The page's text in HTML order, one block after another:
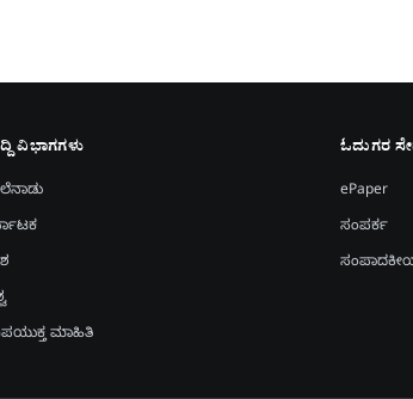
ವಿಭಾಗಗಳು
ಮಾಹಿತಿ
ಓದುಗರ
ePaper
ಸಂಪರ್ಕ